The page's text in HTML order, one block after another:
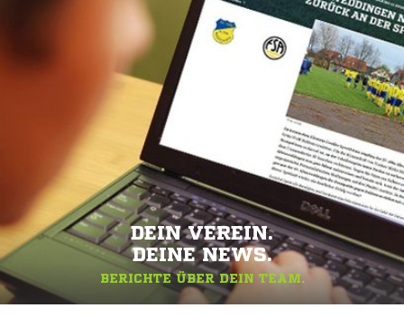
DEIN VEREIN.
DEINE NEWS.
BERICHTE ÜBER DEIN TEAM.